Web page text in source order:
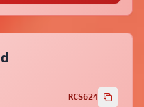
RCS624